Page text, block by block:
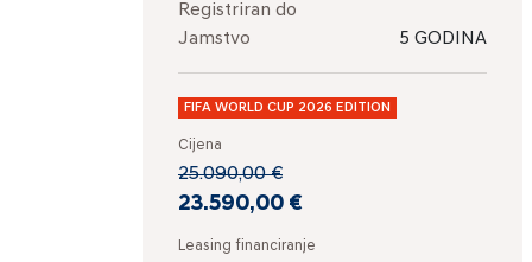
Registriran do
Jamstvo
5 GODINA
FIFA WORLD CUP 2026 EDITION
Cijena
25.090,00 €
23.590,00 €
Leasing financiranje